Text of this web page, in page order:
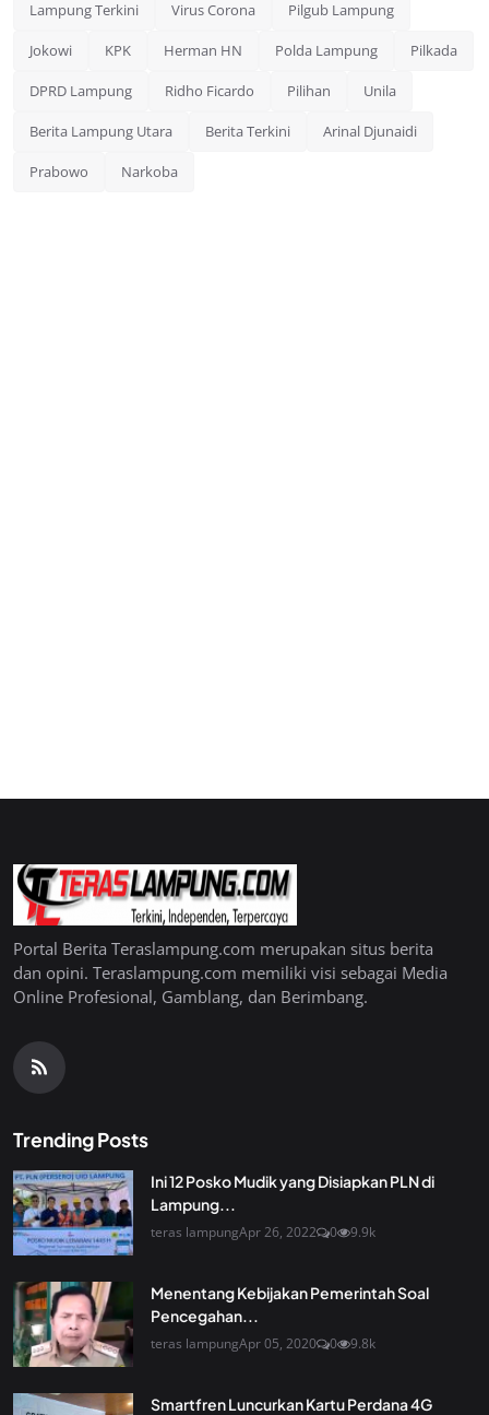
Lampung Terkini Virus Corona Pilgub Lampung
Jokowi KPK Herman HN Polda Lampung Pilkada
DPRD Lampung Ridho Ficardo Pilihan Unila
Berita Lampung Utara Berita Terkini Arinal Djunaidi
Prabowo Narkoba
Portal Berita Teraslampung.com merupakan situs berita
dan opini. Teraslampung.com memiliki visi sebagai Media
Online Profesional, Gamblang, dan Berimbang.
Trending Posts
Ini 12 Posko Mudik yang Disiapkan PLN di
Lampung...
teras lampungApr 26, 2022 0 9.9k
Menentang Kebijakan Pemerintah Soal
Pencegahan...
teras lampungApr 05, 2020 0 9.8k
Smartfren Luncurkan Kartu Perdana 4G